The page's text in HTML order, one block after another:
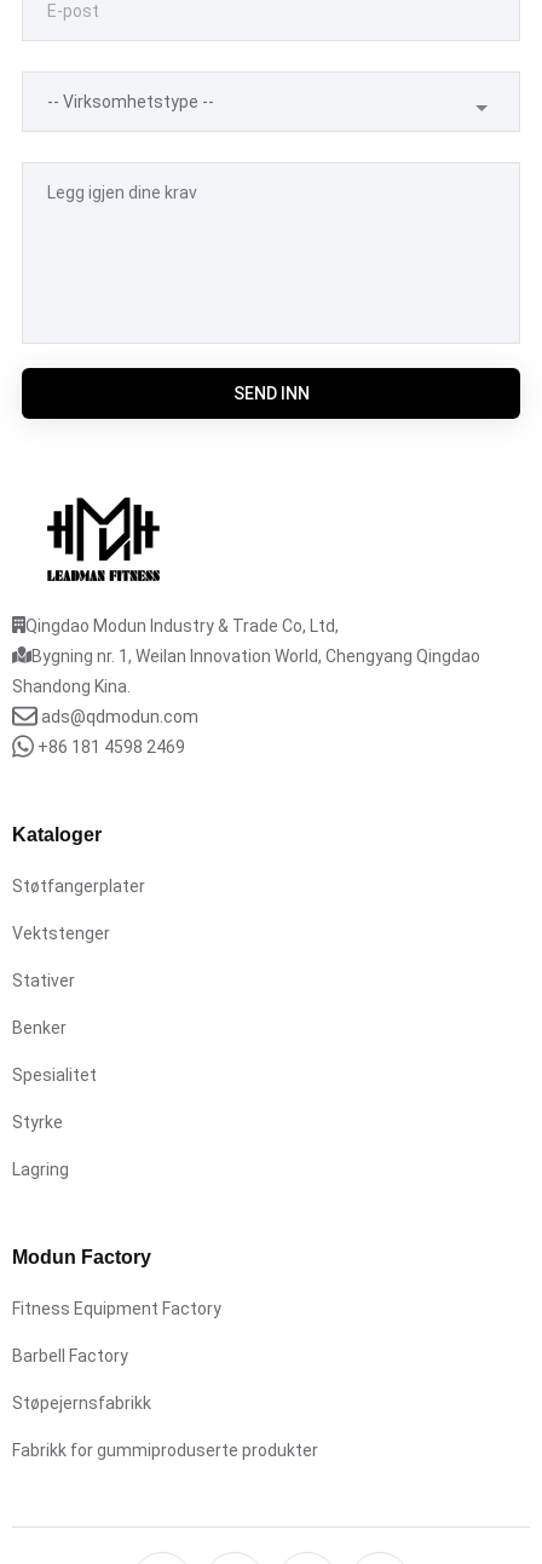
SEND INN
Qingdao Modun Industry & Trade Co, Ltd,
Bygning nr. 1, Weilan Innovation World, Chengyang Qingdao
Shandong Kina.
ads@qdmodun.com
+86 181 4598 2469
Kataloger
Støtfangerplater
Vektstenger
Stativer
Benker
Spesialitet
Styrke
Lagring
Modun Factory
Fitness Equipment Factory
Barbell Factory
Støpejernsfabrikk
Fabrikk for gummiproduserte produkter